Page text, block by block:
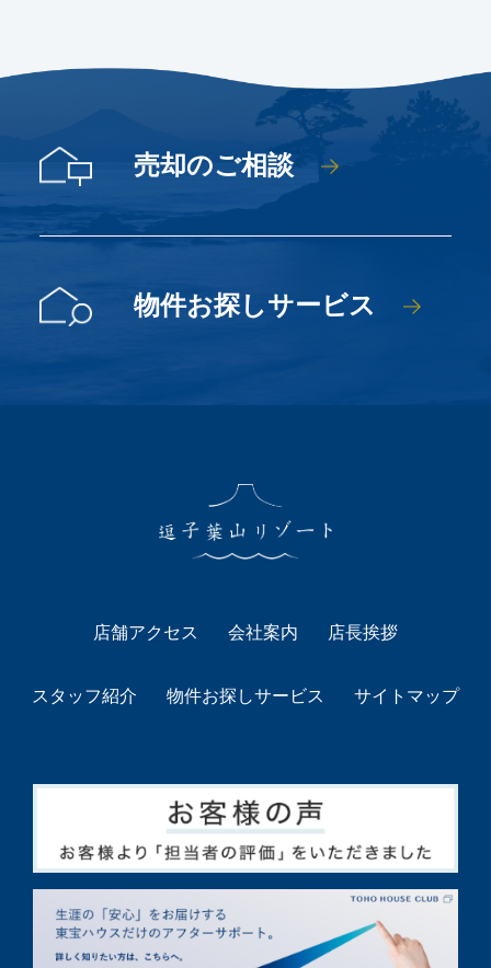
売却のご相談
物件お探しサービス
店舗アクセス 会社案内 店長挨拶
スタッフ紹介 物件お探しサービス サイトマップ